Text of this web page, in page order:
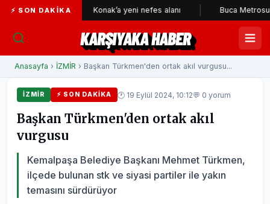
⚡ SON DAKIKAKonak’a yeni nefes alanı Buca Metrosu'nda
KARŞIYAKA HABER
Anasayfa › İZMİR › Başkan Türkmen'den ortak akıl vurgusu...
İZMİR ⚡ SON DAKIKA 🕐 19 Eylül 2024, 10:12💬 0 yorum
Başkan Türkmen'den ortak akıl
vurgusu
Kemalpaşa Belediye Başkanı Mehmet Türkmen,
ilçede bulunan stk ve siyasi partiler ile yakın
temasını sürdürüyor